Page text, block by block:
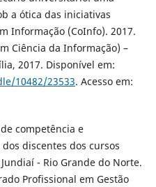
a ótica das iniciativas
Informação (CoInfo). 2017.
Ciência da Informação) –
2017. Disponível em:
10482/23533. Acesso em:
competência e
discentes dos cursos
- Rio Grande do Norte.
Profissional em Gestão